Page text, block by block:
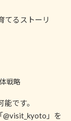
てるストーリ
戦略
です。
@visit_kyoto」を